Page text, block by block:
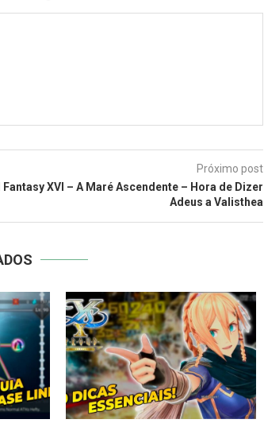
Próximo post
Fantasy XVI – A Maré Ascendente – Hora de Dizer
Adeus a Valisthea